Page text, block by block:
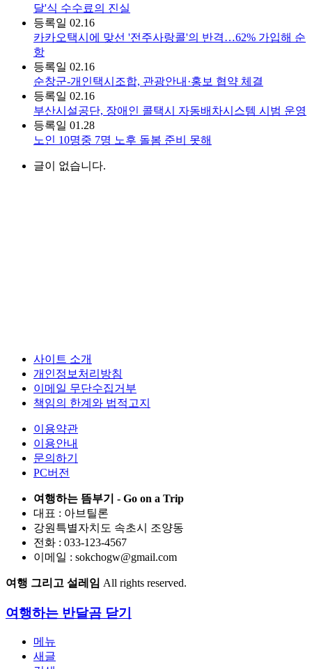
달'식 수수료의 진실
등록일 02.16
카카오택시에 맞선 '전주사랑콜'의 반격…62% 가입해 순
항
등록일 02.16
순창군-개인택시조합, 관광안내·홍보 협약 체결
등록일 02.16
부산시설공단, 장애인 콜택시 자동배차시스템 시범 운영
등록일 01.28
노인 10명중 7명 노후 돌봄 준비 못해
글이 없습니다.
사이트 소개
개인정보처리방침
이메일 무단수집거부
책임의 한계와 법적고지
이용약관
이용안내
문의하기
PC버전
여행하는 뜸부기 - Go on a Trip
대표 : 아브틸론
강원특별자치도 속초시 조양동
전화 : 033-123-4567
이메일 : sokchogw@gmail.com
여행 그리고 설레임 All rights reserved.
여행하는 반달곰 닫기
메뉴
새글